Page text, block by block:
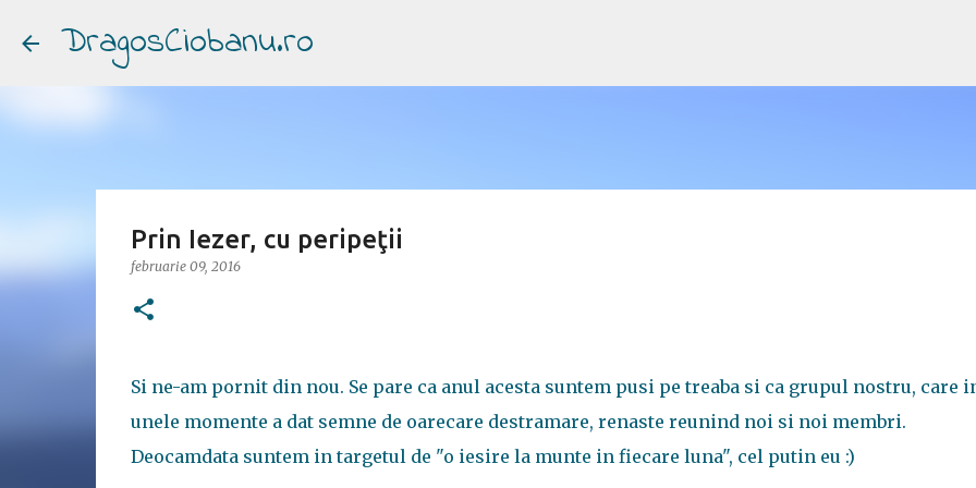
DragosCiobanu.ro
Prin Iezer, cu peripeţii
februarie 09, 2016
Si ne-am pornit din nou. Se pare ca anul acesta suntem pusi pe treaba si ca grupul nostru, care
unele momente a dat semne de oarecare destramare, renaste reunind noi si noi membri.
Deocamdata suntem in targetul de "o iesire la munte in fiecare luna", cel putin eu :)